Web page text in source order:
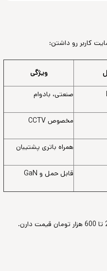
:
ویژگی
صنعتی، بادوام
مخصوص
همراه باتری پشتیبان
قابل حمل و GaN
.